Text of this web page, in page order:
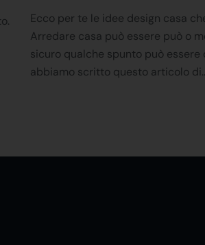
Ecco per te le idee design casa
Arredare casa può essere può o
sicuro qualche spunto può essere
abbiamo scritto questo articolo